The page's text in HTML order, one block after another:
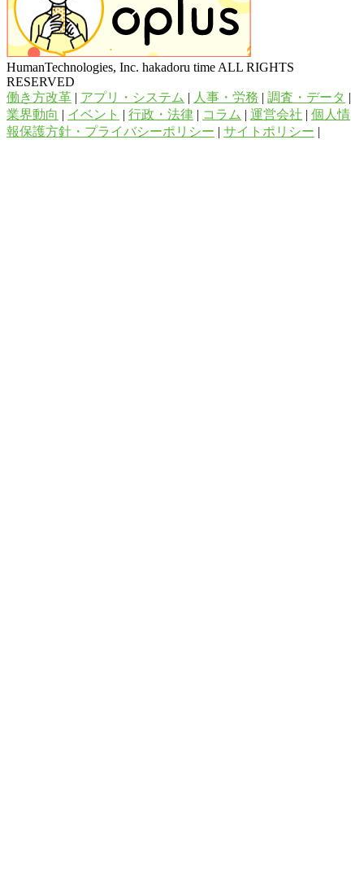
HumanTechnologies, Inc. hakadoru time ALL RIGHTS
RESERVED
働き方改革 | アプリ・システム | 人事・労務 | 調査・データ |
業界動向 | イベント | 行政・法律 | コラム | 運営会社 | 個人情
報保護方針・プライバシーポリシー | サイトポリシー |